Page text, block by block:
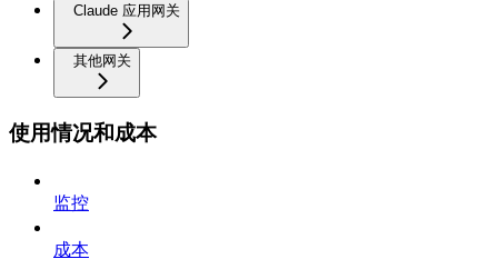
Claude 应用网关
其他网关
使用情况和成本
监控
成本